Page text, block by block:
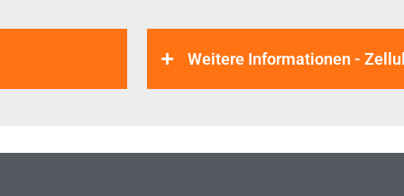
Weitere Informationen -